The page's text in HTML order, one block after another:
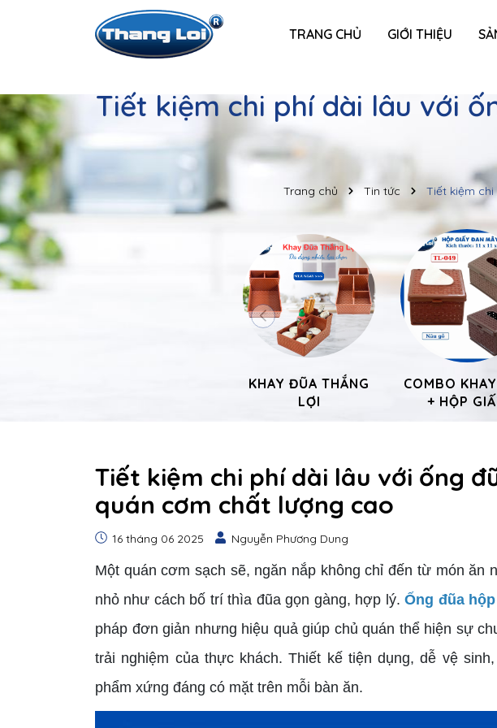
TRANG CHỦ GIỚI THIỆU
Tiết kiệm chi phí dài lâu với
Trang chủ Tin tức Tiết kiệm
KHAY ĐŨA THẮNG
LỢI
COMBO
+ HỘP
Tiết kiệm chi phí dài lâu với ống
quán cơm chất lượng cao
16 tháng 06 2025 Nguyễn Phương Dung
Một quán cơm sạch sẽ, ngăn nắp không chỉ đến từ món ăn
nhỏ như cách bố trí thìa đũa gọn gàng, hợp lý.Ống đũa
pháp đơn giản nhưng hiệu quả giúp chủ quán thể hiện sự
trải nghiệm của thực khách. Thiết kế tiện dụng, dễ vệ
phẩm xứng đáng có mặt trên mỗi bàn ăn.